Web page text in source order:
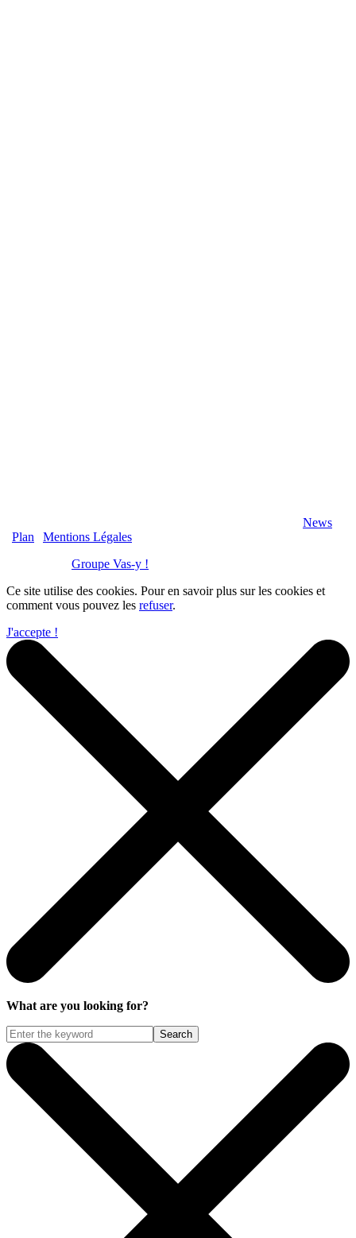
News
Plan
Mentions Légales
Groupe Vas-y !
Ce site utilise des cookies. Pour en savoir plus sur les cookies et
comment vous pouvez les refuser.
J'accepte !
What are you looking for?
Search